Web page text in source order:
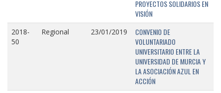
PROYECTOS SOLIDARIOS EN
VISIÓN
2018-
50
Regional 23/01/2019
CONVENIO DE
VOLUNTARIADO
UNIVERSITARIO ENTRE LA
UNIVERSIDAD DE MURCIA Y
LA ASOCIACIÓN AZUL EN
ACCIÓN